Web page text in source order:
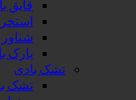
قایق
شناور
پارک
تشک بادی
تشک